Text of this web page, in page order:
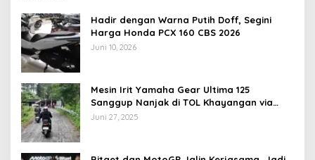
Hadir dengan Warna Putih Doff, Segini
Harga Honda PCX 160 CBS 2026
Juni 10, 2026
Mesin Irit Yamaha Gear Ultima 125
Sanggup Nanjak di TOL Khayangan via
Krakalan?
Juni 27, 2025